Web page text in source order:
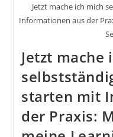
Jetzt mache ich mich
Informationen aus der
Jetzt mache
starten mit
der Praxis: